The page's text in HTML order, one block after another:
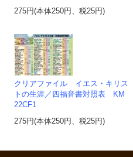
275円(本体250円、税25円)
クリアファイル イエス・キリス
トの生涯／四福音書対照表 KM
22CF1
275円(本体250円、税25円)